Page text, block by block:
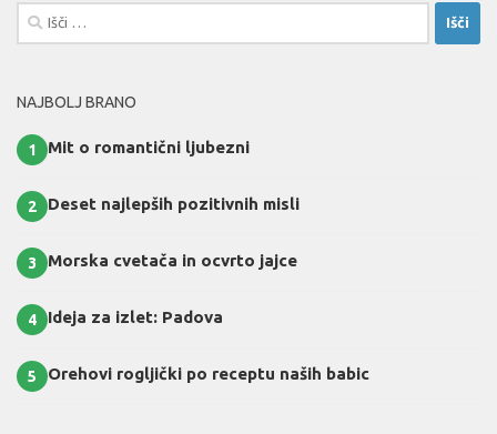
Išči:
NAJBOLJ BRANO
1 Mit o romantični ljubezni
2 Deset najlepših pozitivnih misli
3 Morska cvetača in ocvrto jajce
4 Ideja za izlet: Padova
5 Orehovi rogljički po receptu naših babic